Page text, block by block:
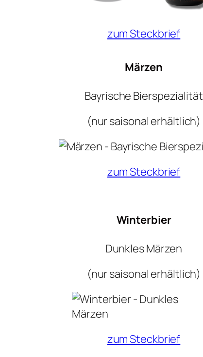
zum Steckbrief
Märzen
Bayrische Bierspezialität
(nur saisonal erhältlich)
zum Steckbrief
Winterbier
Dunkles Märzen
(nur saisonal erhältlich)
zum Steckbrief